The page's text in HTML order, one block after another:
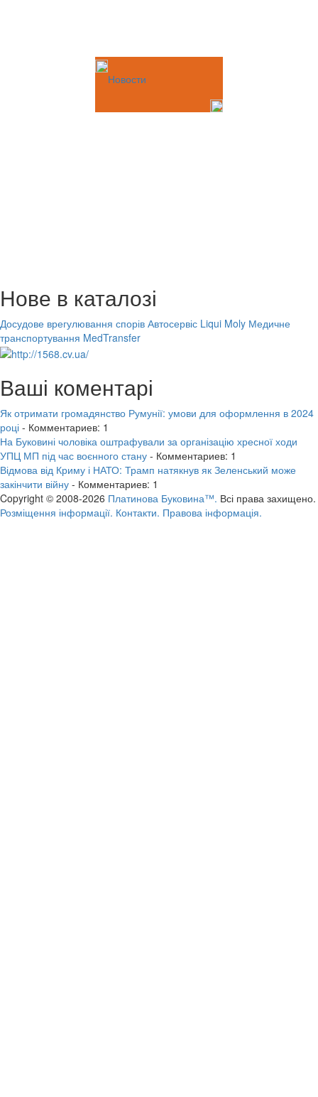
Новости
Нове в каталозі
Досудове врегулювання спорів Автосервіс Liqui Moly Медичне
транспортування MedTransfer
Ваші коментарі
Як отримати громадянство Румунії: умови для оформлення в 2024
році - Комментариев: 1
На Буковині чоловіка оштрафували за організацію хресної ходи
УПЦ МП під час воєнного стану - Комментариев: 1
Відмова від Криму і НАТО: Трамп натякнув як Зеленський може
закінчити війну - Комментариев: 1
Copyright © 2008-2026 Платинова Буковина™. Всі права захищено.
Розміщення інформації. Контакти. Правова інформація.